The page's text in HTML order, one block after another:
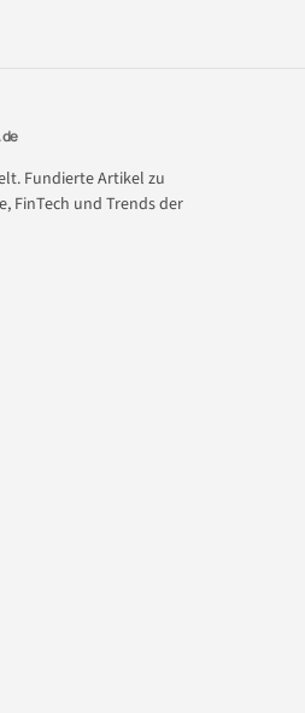
.de
Fundierte Artikel zu
FinTech und Trends der